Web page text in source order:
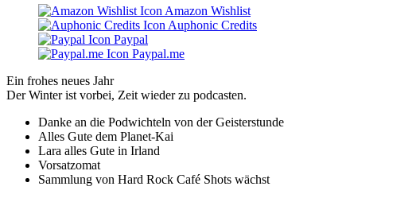
Amazon Wishlist
Auphonic Credits
Paypal
Paypal.me
Ein frohes neues Jahr
Der Winter ist vorbei, Zeit wieder zu podcasten.
Danke an die Podwichteln von der Geisterstunde
Alles Gute dem Planet-Kai
Lara alles Gute in Irland
Vorsatzomat
Sammlung von Hard Rock Café Shots wächst